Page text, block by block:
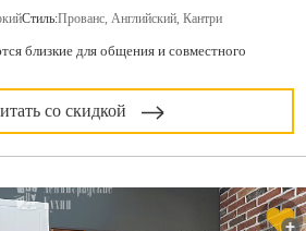
Стиль:Прованс, Английский, Кантри
близкие для общения и совместного
со скидкой